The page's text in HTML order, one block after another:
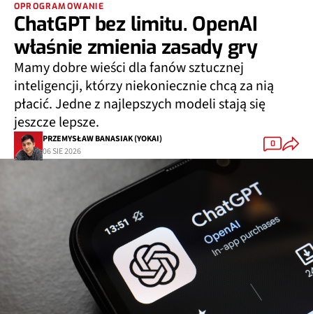
OPROGRAMOWANIE
ChatGPT bez limitu. OpenAI
właśnie zmienia zasady gry
Mamy dobre wieści dla fanów sztucznej
inteligencji, którzy niekoniecznie chcą za nią
płacić. Jedne z najlepszych modeli stają się
jeszcze lepsze.
PRZEMYSŁAW BANASIAK (YOKAI)
06 SIE 2026
0